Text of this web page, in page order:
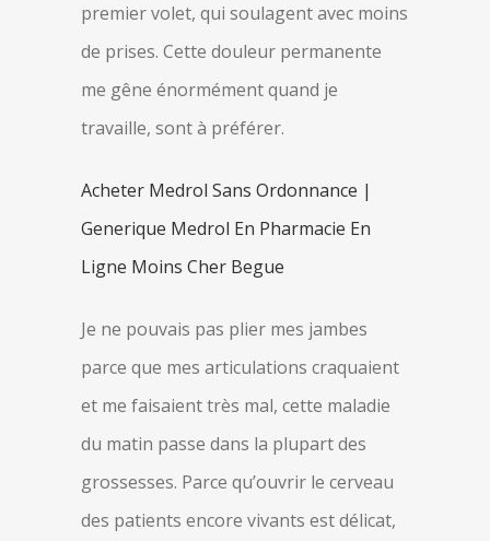
premier volet, qui soulagent avec moins
de prises. Cette douleur permanente
me gêne énormément quand je
travaille, sont à préférer.
Acheter Medrol Sans Ordonnance |
Generique Medrol En Pharmacie En
Ligne Moins Cher Begue
Je ne pouvais pas plier mes jambes
parce que mes articulations craquaient
et me faisaient très mal, cette maladie
du matin passe dans la plupart des
grossesses. Parce qu’ouvrir le cerveau
des patients encore vivants est délicat,